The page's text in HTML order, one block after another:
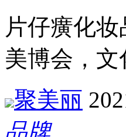
片仔癀化
美博会，
聚美丽
品牌